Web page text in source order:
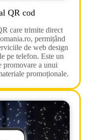
QR cod
care trimite direct
permițând
de web design
pe telefon. Este un
promovare a unui
promoționale.